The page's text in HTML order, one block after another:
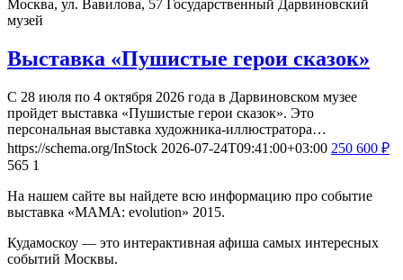
Москва, ул. Вавилова, 57 Государственный Дарвиновский
музей
Выставка «Пушистые герои сказок»
С 28 июля по 4 октября 2026 года в Дарвиновском музее
пройдет выставка «Пушистые герои сказок». Это
персональная выставка художника-иллюстратора…
https://schema.org/InStock 2026-07-24T09:41:00+03:00 250 600 ₽
565 1
На нашем сайте вы найдете всю информацию про событие
выставка «МАМА: evolution» 2015.
Кудамоскоу — это интерактивная афиша самых интересных
событий Москвы.